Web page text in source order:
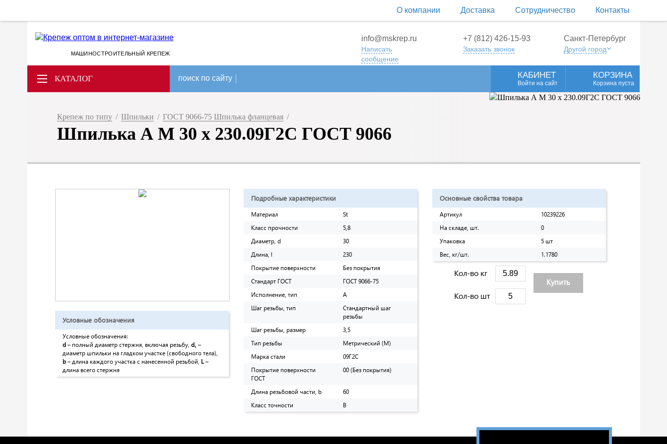
О компании Доставка Сотрудничество Контакты
МАШИНОСТРОИТЕЛЬНЫЙ КРЕПЕЖ
info@mskrep.ru
Написать
сообщение
+7 (812) 426-15-93
Заказать звонок
Санкт-Петербург
Другой город
КАТАЛОГ поиск по сайту КАБИНЕТ
Войти на сайт
КОРЗИНА
Корзина пуста
Крепеж по типу / Шпильки / ГОСТ 9066-75 Шпилька фланцевая /
Шпилька А M 30 x 230.09Г2С ГОСТ 9066
Условные обозначения
Условные обозначения:
d – полный диаметр стержня, включая резьбу, d₁ –
диаметр шпильки на гладком участке (свободного тела),
b – длина каждого участка с нанесенной резьбой, L –
длина всего стержня
Подробные характеристики
Материал
St
Класс прочности
5,8
Диаметр, d
30
Длина, l
230
Покрытие поверхности
Без покрытия
Стандарт ГОСТ
ГОСТ 9066-75
Исполнение, тип
A
Шаг резьбы, тип
Стандартный шаг
резьбы
Шаг резьбы, размер
3,5
Тип резьбы
Метрический (M)
Марка стали
09Г2С
Покрытие поверхности
ГОСТ
00 (Без покрытия)
Длина резьбовой части, b
60
Класс точности
B
Основные свойства товара
Артикул
10239226
На складе, шт.
0
Упаковка
5 шт
Вес, кг/шт.
1.1780
Кол-во кг
Кол-во шт
Купить